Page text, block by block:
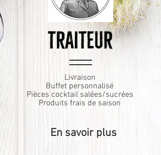
Livraison
Buffet personnalisé
Pièces cocktail salées/sucrées
Produits frais de saison
En savoir plus